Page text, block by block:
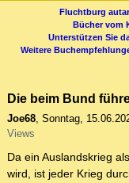
Fluchtburg
Bücher vom
Unterstützen Sie
Weitere
Die beim Bund
Joe68, Sonntag,
Views
Da ein Auslandskrieg
wird, ist jeder Krieg